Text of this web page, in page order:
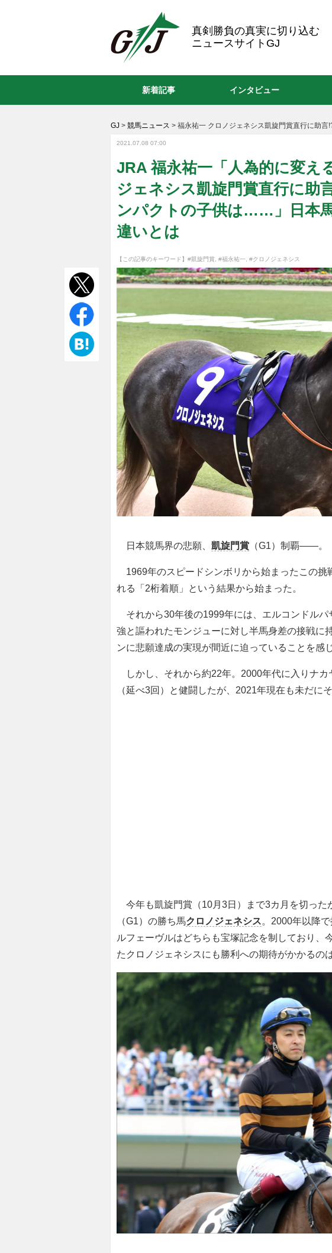
真剣勝負の真実に切り込む
ニュースサイトGJ
GJ > 競馬ニュース > 福永祐一 クロノジェネシス凱旋門賞直行に助言
2021.07.08 07:00
JRA 福永祐一「人為的に変え
ジェネシス凱旋門賞直行に助
ンパクトの子供は……」日本
違いとは
【この記事のキーワード】 #凱旋門賞 #福永祐一 #クロノジェネシス
日本競馬界の悲願、 凱旋門賞 （G1）制覇――。
1969年のスピードシンボリから始まったこの挑
れる「2桁着順」という結果から始まった。
それから30年後の1999年には、エルコンドルパ
強と謳われたモンジューに対し半馬身差の接戦に
ンに悲願達成の実現が間近に迫っていることを感
しかし、それから約22年。2000年代に入りナカ
（延べ3回）と健闘したが、2021年現在も未だに
今年も凱旋門賞（10月3日）まで3カ月を切った
（G1）の勝ち馬クロノジェネシス。2000年以降
ルフェーヴルはどちらも宝塚記念を制しており、
たクロノジェネシスにも勝利への期待がかかるの
新着記事 インタビュー